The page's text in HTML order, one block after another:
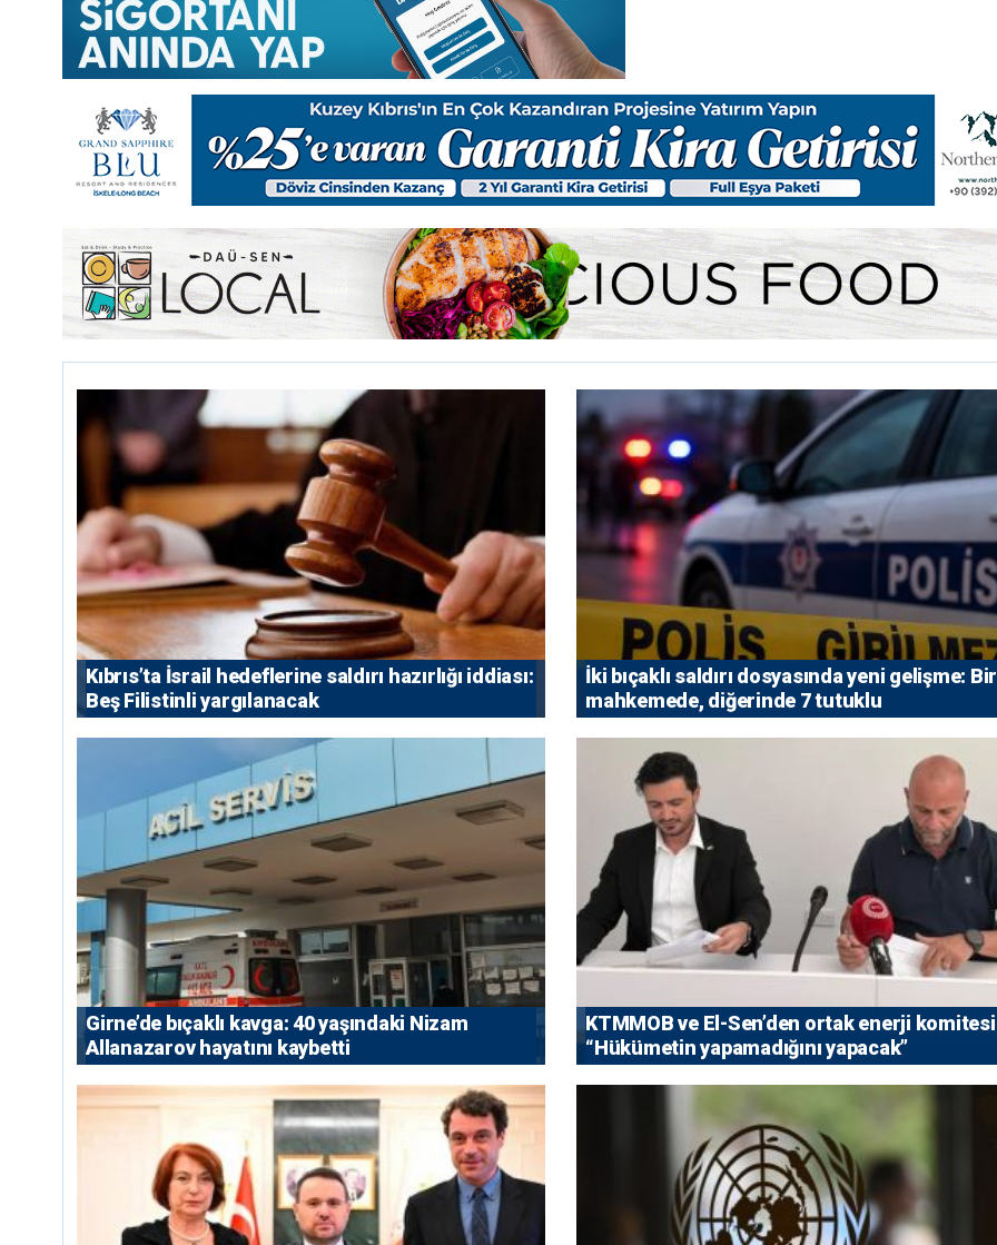
Kıbrıs’ta İsrail hedeflerine saldırı hazırlığı iddiası:
Beş Filistinli yargılanacak
İki bıçaklı saldırı dosyasında yeni gelişme:
mahkemede, diğerinde 7 tutuklu
Girne’de bıçaklı kavga: 40 yaşındaki Nizam
Allanazarov hayatını kaybetti
KTMMOB ve El-Sen’den ortak enerji
“Hükümetin yapamadığını yapacak”